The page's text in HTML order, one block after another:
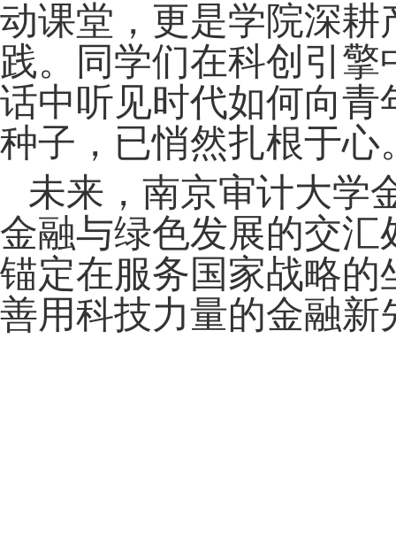
动课堂，更是学院深
践。同学们在科创引
话中听见时代如何向
种子，已悄然扎根于心
未来，南京审计大学
金融与绿色发展的交
锚定在服务国家战略
善用科技力量的金融新